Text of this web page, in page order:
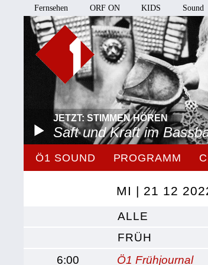
Fernsehen ORF ON KIDS Sound
JETZT: STIMMEN HÖREN
Saft und Kraft im
Ö1 SOUND PROGRAMM
MI | 21 12
ALLE
FRÜH
6:00
Ö1 Frühjournal